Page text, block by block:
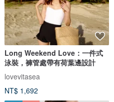
Long Weekend Love：一件式
泳裝，褲管處帶有荷葉邊設計
lovevitasea
NT$ 1,692